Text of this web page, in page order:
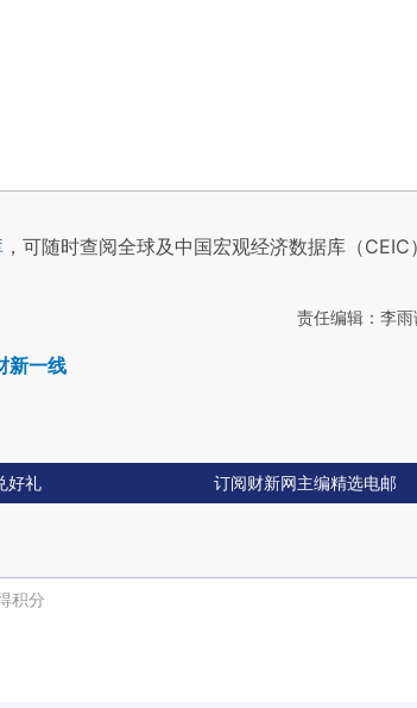
，可随时查阅全球及中国宏观经济数据库（CEIC
责任编辑：李
新一线
好礼 订阅财新网主编精选电邮
积分